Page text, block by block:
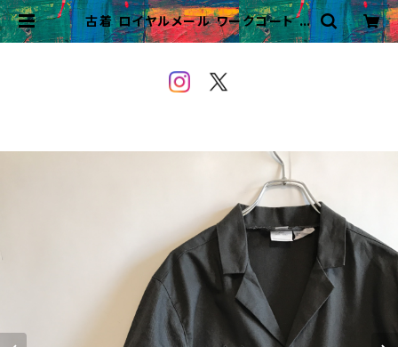
古着 ロイヤルメール ワークコート シ
ョップコート royal mail ユーロワ